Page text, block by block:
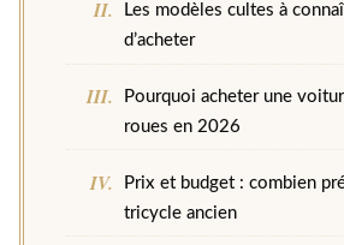
Les modèles cultes à
d’acheter
Pourquoi acheter une
roues en 2026
Prix et budget : combien
tricycle ancien